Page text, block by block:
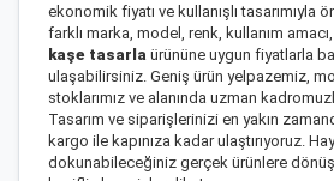
ekonomik fiyatı ve kullanışlı tasarımıyla
farklı marka, model, renk, kullanım
kaşe tasarla ürününe uygun fiyatlarla
ulaşabilirsiniz. Geniş ürün yelpazemiz,
stoklarımız ve alanında uzman
Tasarım ve siparişlerinizi en yakın
kargo ile kapınıza kadar ulaştırıyoruz.
dokunabileceğiniz gerçek ürünlere